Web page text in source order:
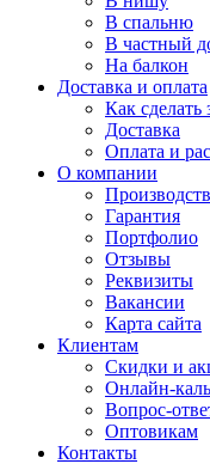
В спальню
В частный
На балкон
Доставка и оплата
Как сделать
Доставка
Оплата и
О компании
Гарантия
Портфолио
Отзывы
Реквизиты
Вакансии
Карта сайта
Клиентам
Скидки и
Онлайн-
Вопрос-
Оптовикам
Контакты